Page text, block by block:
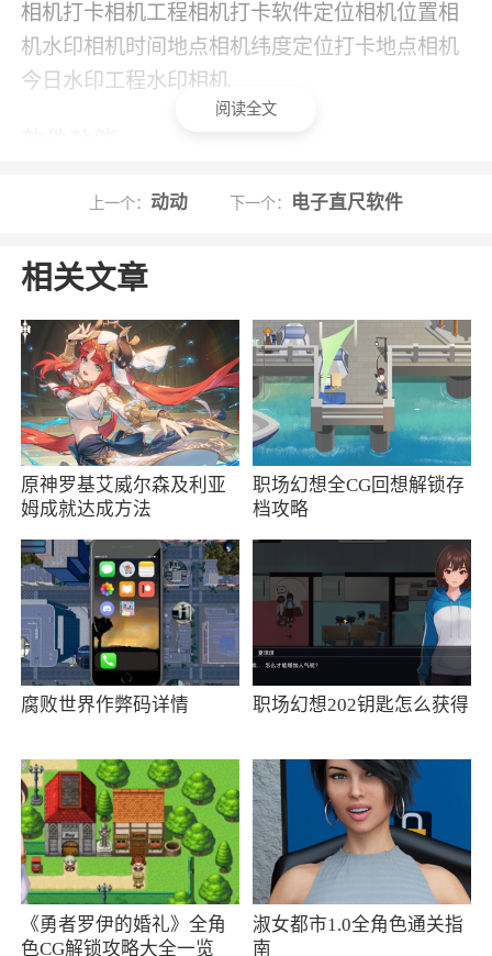
相机打卡相机工程相机打卡软件定位相机位置相
机水印相机时间地点相机纬度定位打卡地点相机
今日水印工程水印相机
1、水印模板，可自行选择要使用的水印类
2、手机拍照，在应用中就能实现拍照功能，
3、视频拍摄，用户可以在应用中进行视频拍
摄，方便用户更高效记录；
4、图片编辑，可自行对图片进行拼接，以至
能达到自己想要的图片效果；
5、图片拼接，用户可以自行添加要拼接的
图，方便用户高效的使用；
6、图片保存，编辑的图可以直接保存到手
机，便于能随时使用，方便分享。
软件特色
务全面升级
2、云盘存储，云端备份工程信息及照片，多
设备间同步
3、照片编辑涂鸦及分享好友，一键导航
4、照片导航：照片记录了经纬度地理信息，
阅读全文
上一个： 动动 下一个： 电子直尺软件
相关文章
原神罗基艾威尔森及利亚
姆成就达成方法
职场幻想全CG回想解锁存
档攻略
腐败世界作弊码详情 职场幻想202钥匙怎么获得
《勇者罗伊的婚礼》全角
色CG解锁攻略大全一览
淑女都市1.0全角色通关指
南